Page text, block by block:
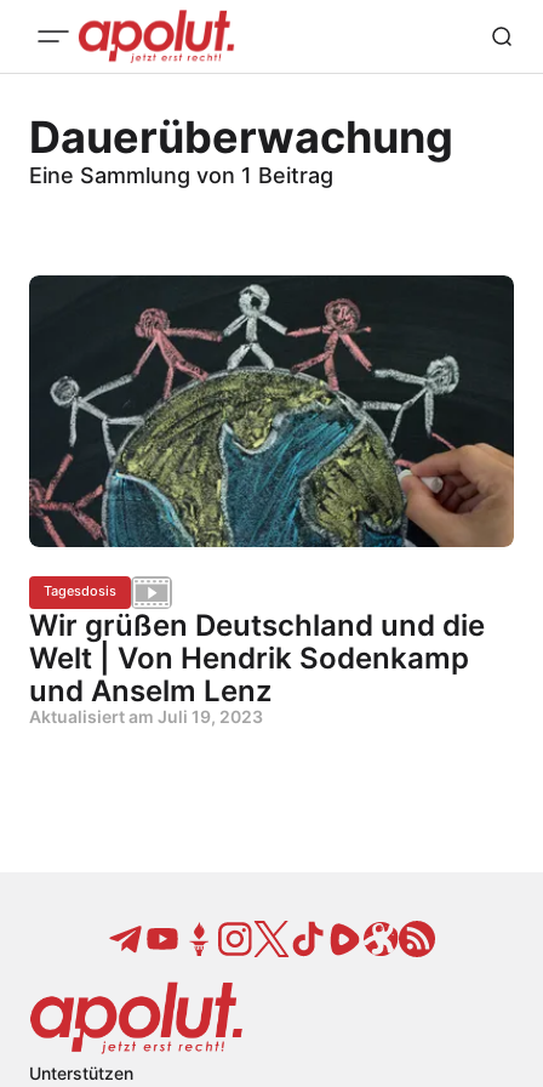
Dauerüberwachung
Eine Sammlung von 1 Beitrag
Tagesdosis
Wir grüßen Deutschland und die
Welt | Von Hendrik Sodenkamp
und Anselm Lenz
Aktualisiert am Juli 19, 2023
Unterstützen